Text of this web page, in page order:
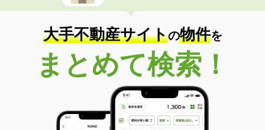
大手不動産サイトの物件を
まとめて検索！